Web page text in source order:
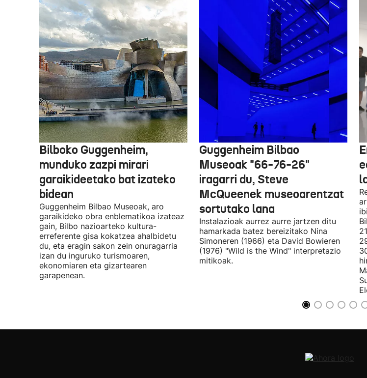
Bilboko Guggenheim,
munduko zazpi mirari
garaikideetako bat izateko
bidean
Guggenheim Bilbao Museoak, aro
garaikideko obra enblematikoa izateaz
gain, Bilbo nazioarteko kultura-
erreferente gisa kokatzea ahalbidetu
du, eta eragin sakon zein onuragarria
izan du inguruko turismoaren,
ekonomiaren eta gizartearen
garapenean.
Guggenheim Bilbao
Museoak "66-76-26"
iragarri du, Steve
McQueenek museoarentzat
sortutako lana
Instalazioak aurrez aurre jartzen ditu
hamarkada batez bereizitako Nina
Simoneren (1966) eta David Bowieren
(1976) "Wild is the Wind" interpretazio
mitikoak.